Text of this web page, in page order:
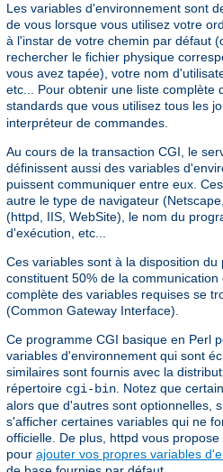
Les variables d'environnement sont
de vous lorsque vous utilisez votre
à l'instar de votre chemin par défaut
rechercher le fichier physique
vous avez tapée), votre nom
etc... Pour obtenir une liste complète
standards que vous utilisez tous les
interpréteur de commandes.
Au cours de la transaction CGI, le
définissent aussi des variables
puissent communiquer entre eux.
autre le type de navigateur
(httpd, IIS, WebSite), le nom du
d'exécution, etc...
Ces variables sont à la disposition
constituent 50% de la
complète des variables requises se
(Common Gateway Interface).
Ce programme CGI basique en Perl
variables d'environnement qui sont
similaires sont fournis avec la
répertoire cgi-bin. Notez que
alors que d'autres sont optionnelles,
s'afficher certaines variables qui ne
officielle. De plus, httpd vous
pour ajouter vos propres variables